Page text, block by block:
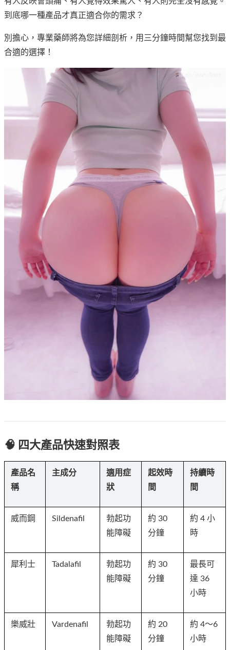
到底哪一種產品才真正適合你的需求？
別擔心，專業藥師將為您詳細剖析，用三分鐘時間幫您找到最
合適的選擇！
🧠 四大產品快速對照表
產品名
稱
主成分
適用症
狀
起效時
間
持續時
間
威而鋼 Sildenafil
勃起功
能障礙
約 30
分鐘
約 4 小
時
犀利士 Tadalafil
勃起功
能障礙
約 30
分鐘
最長可
達 36
小時
樂威壯 Vardenafil
勃起功
能障礙
約 20
分鐘
約 4～6
小時